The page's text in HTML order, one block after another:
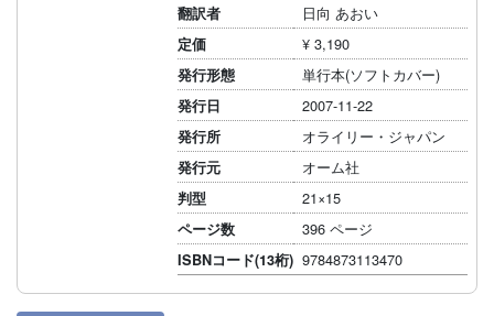
翻訳者 日向 あおい
定価 ¥ 3,190
発行形態 単行本(ソフトカバー)
発行日 2007-11-22
発行所 オライリー・ジャパン
発行元 オーム社
判型 21×15
ページ数 396 ページ
ISBNコード(13桁) 9784873113470